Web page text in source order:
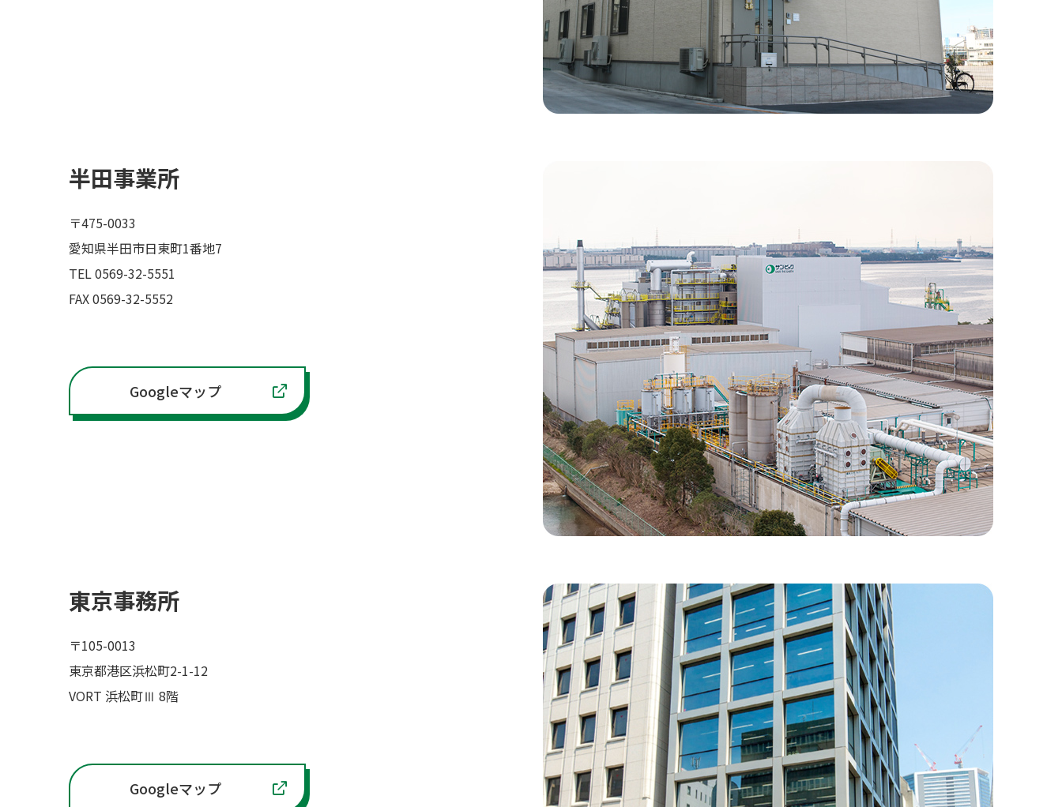
半田事業所
〒475-0033
愛知県半田市日東町1番地7
TEL 0569-32-5551
FAX 0569-32-5552
Googleマップ
東京事務所
〒105-0013
東京都港区浜松町2-1-12
VORT 浜松町Ⅲ 8階
Googleマップ